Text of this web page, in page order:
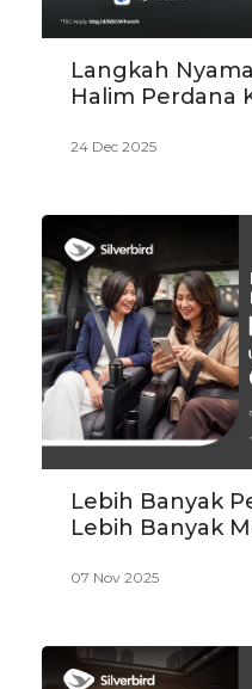
Langkah
Halim Perdana
24 Dec 2025
Lebih Banyak
Lebih Banyak
07 Nov 2025